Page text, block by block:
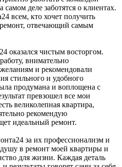
деле заботятся о клиентах.
всем, кто хочет получить
отвечающий самым
оказался чистым восторгом.
внимательно
и рекомендовали
стильного и удобного
продумана и воплощена с
превзошел все мои
великолепная квартира,
рекомендую
идеальный ремонт.
за их профессионализм и
в ремонт моей квартиры и
для жизни. Каждая деталь